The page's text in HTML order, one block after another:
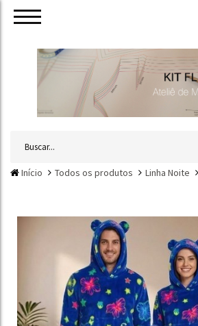
Início Todos os produtos Linha Noite